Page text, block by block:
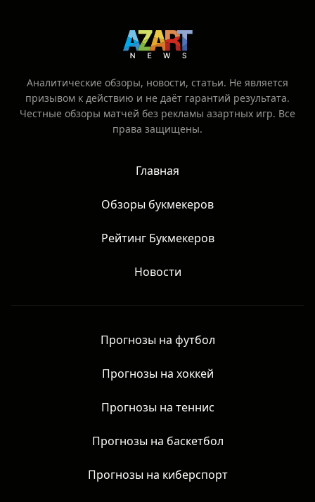
Аналитические обзоры, новости, статьи. Не является
призывом к действию и не даёт гарантий результата.
Честные обзоры матчей без рекламы азартных игр. Все
права защищены.
Главная
Обзоры букмекеров
Рейтинг Букмекеров
Новости
Прогнозы на футбол
Прогнозы на хоккей
Прогнозы на теннис
Прогнозы на баскетбол
Прогнозы на киберспорт